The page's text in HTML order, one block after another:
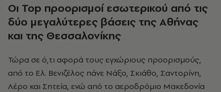
Οι Τοp προορισμοί εσωτερικού από τις
δύο μεγαλύτερες βάσεις της Αθήνας
και της Θεσσαλονίκης
Τώρα σε ό,τι αφορά τους εγχώριους προορισμούς,
από το Ελ. Βενιζέλος πάνε Νάξο, Σκιάθο, Σαντορίνη,
Λέρο και Σητεία, ενώ από το αεροδρόμιο Μακεδονία